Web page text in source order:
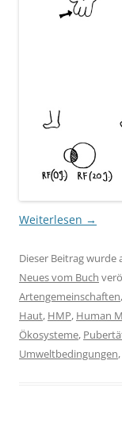
Weiterlesen →
Dieser Beitrag wurde
Neues vom Buch
Artengemeinschaften,
Haut, HMP, Human
Ökosysteme,
Umweltbedingungen,